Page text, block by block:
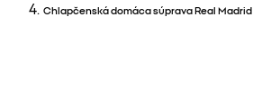
Chlapčenská domáca súprava Real Madrid